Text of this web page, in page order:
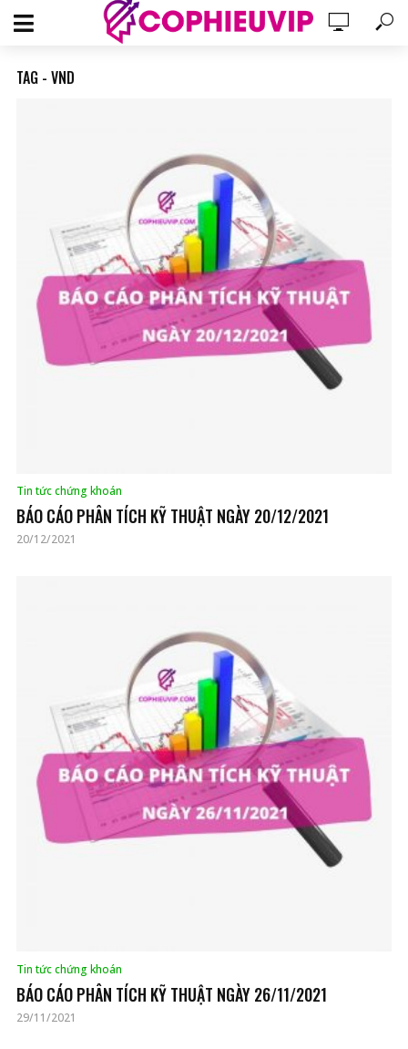
TAG - VND
Tin tức chứng khoán
BÁO CÁO PHÂN TÍCH KỸ THUẬT NGÀY 20/12/2021
20/12/2021
Tin tức chứng khoán
BÁO CÁO PHÂN TÍCH KỸ THUẬT NGÀY 26/11/2021
29/11/2021